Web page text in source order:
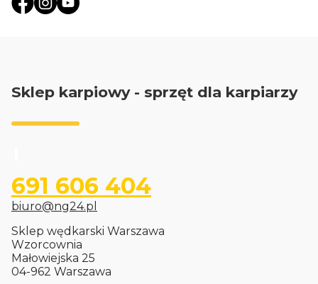
Sklep karpiowy - sprzęt dla karpiarzy
691 606 404
biuro@ng24.pl
Sklep wędkarski Warszawa
Wzorcownia
Małowiejska 25
04-962 Warszawa